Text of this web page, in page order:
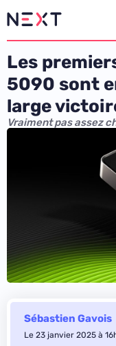
Les
5090 sont
large
Vraiment pas assez
Sébastien Gavois
Le 23 janvier 2025 à